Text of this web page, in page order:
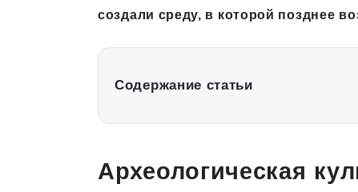
создали среду, в которой позднее
Содержание статьи
Археологическая